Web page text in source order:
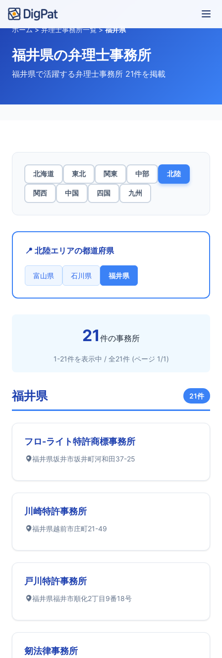
ホーム>弁理士事務所一覧>福井県
福井県の弁理士事務所
福井県で活躍する弁理士事務所 21件を掲載
北海道 東北 関東 中部 北陸
関西 中国 四国 九州
📍 北陸エリアの都道府県
富山県 石川県 福井県
21 件の事務所
1-21件を表示中 / 全21件 (ページ 1/1)
福井県 21件
フロ-ライト特許商標事務所
福井県坂井市坂井町河和田37-25
川崎特許事務所
福井県越前市庄町21-49
戸川特許事務所
福井県福井市順化2丁目9番18号
剱法律事務所